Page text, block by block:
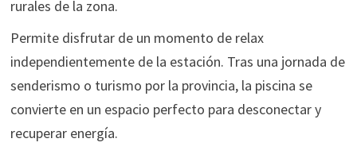
rurales de la zona.
Permite disfrutar de un momento de relax
independientemente de la estación. Tras una jornada de
senderismo o turismo por la provincia, la piscina se
convierte en un espacio perfecto para desconectar y
recuperar energía.